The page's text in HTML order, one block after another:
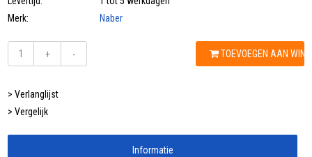
Merk:
Naber
+ - TOEVOEGEN AAN
> Verlanglijst
> Vergelijk
Informatie